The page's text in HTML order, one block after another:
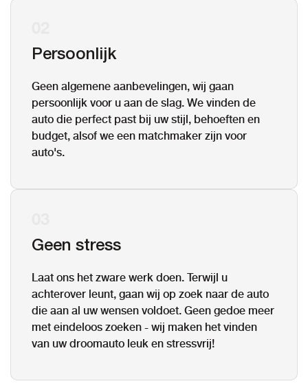
Persoonlijk
Geen algemene aanbevelingen, wij gaan
persoonlijk voor u aan de slag. We vinden de
auto die perfect past bij uw stijl, behoeften en
budget, alsof we een matchmaker zijn voor
auto's.
Geen stress
Laat ons het zware werk doen. Terwijl u
achterover leunt, gaan wij op zoek naar de auto
die aan al uw wensen voldoet. Geen gedoe meer
met eindeloos zoeken - wij maken het vinden
van uw droomauto leuk en stressvrij!